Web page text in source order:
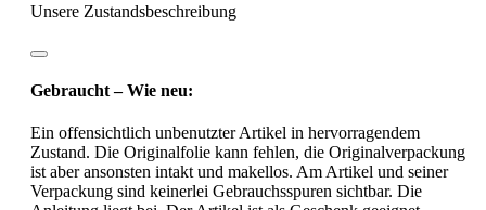
Unsere Zustandsbeschreibung
Gebraucht – Wie neu:
Ein offensichtlich unbenutzter Artikel in hervorragendem
Zustand. Die Originalfolie kann fehlen, die Originalverpackung
ist aber ansonsten intakt und makellos. Am Artikel und seiner
Verpackung sind keinerlei Gebrauchsspuren sichtbar. Die